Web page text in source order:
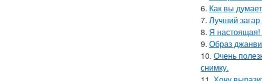
6. Как вы
7. Лучший
8. Я настоящая!
9. Образ
10. Очень
снимку.